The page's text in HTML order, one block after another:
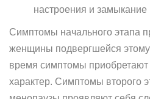
настроения и замыкание
Симптомы начального этапа
женщины подвергшейся
время симптомы
характер. Симптомы второго